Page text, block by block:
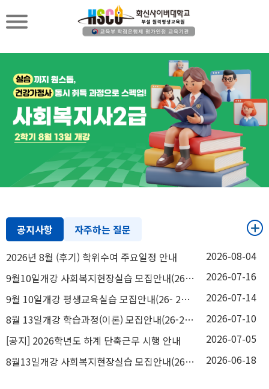
공지사항
자주하는 질문
2026년 8월 (후기) 학위수여 주요일정 안내
2026-08-04
9월10일개강 사회복지현장실습 모집안내(26-2학기4차)
2026-07-16
9월 10일개강 평생교육실습 모집안내(26- 2학기4차)
2026-07-14
8월 13일개강 학습과정(이론) 모집안내(26-2학기 3차)
2026-07-10
[공지] 2026학년도 하계 단축근무 시행 안내
2026-07-05
8월13일개강 사회복지현장실습 모집안내(26- 2학기3차)
2026-06-18